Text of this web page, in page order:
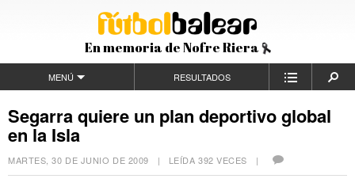
En memoria de Nofre Riera
MENÚ RESULTADOS
Segarra quiere un plan deportivo global
en la Isla
MARTES, 30 DE JUNIO DE 2009 | LEÍDA 392 VECES |